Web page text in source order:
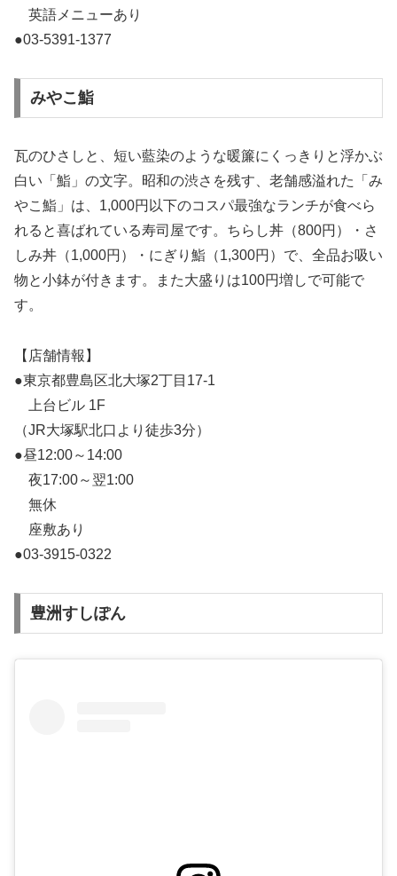
英語メニューあり
●03-5391-1377
みやこ鮨
瓦のひさしと、短い藍染のような暖簾にくっきりと浮かぶ
白い「鮨」の文字。昭和の渋さを残す、老舗感溢れた「み
やこ鮨」は、1,000円以下のコスパ最強なランチが食べら
れると喜ばれている寿司屋です。ちらし丼（800円）・さ
しみ丼（1,000円）・にぎり鮨（1,300円）で、全品お吸い
物と小鉢が付きます。また大盛りは100円増しで可能で
す。
【店舗情報】
●東京都豊島区北大塚2丁目17-1
上台ビル 1F
（JR大塚駅北口より徒歩3分）
●昼12:00～14:00
夜17:00～翌1:00
無休
座敷あり
●03-3915-0322
豊洲すしぽん